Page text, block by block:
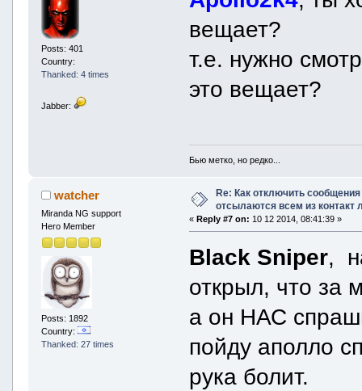
Posts: 401
Country:
Thanked: 4 times
Jabber:
вещает?
т.е. нужно
это вещает?
Бью метко, но редко...
watcher
Miranda NG support
Hero Member
Posts: 1892
Country:
Thanked: 27 times
Re: Как отключить
отсылаются всем из контакт
«Reply #7 on: 10 12 2014, 08:41:39 »
Black Sniper,
открыл, что за
а он НАС
пойду аполло
рука болит.